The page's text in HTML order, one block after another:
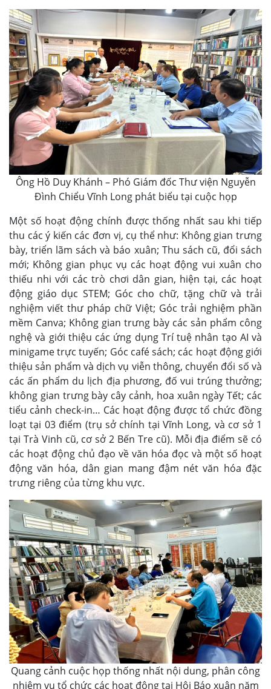
Ông Hồ Duy Khánh – Phó Giám đốc Thư viện Nguyễn
Đình Chiểu Vĩnh Long phát biểu tại cuộc họp
Một số hoạt động chính được thống nhất sau khi tiếp
thu các ý kiến các đơn vị, cụ thể như: Không gian trưng
bày, triển lãm sách và báo xuân; Thu sách cũ, đổi sách
mới; Không gian phục vụ các hoạt động vui xuân cho
thiếu nhi với các trò chơi dân gian, hiện tại, các hoạt
động giáo dục STEM; Góc cho chữ, tặng chữ và trải
nghiệm viết thư pháp chữ Việt; Góc trải nghiệm phần
mềm Canva; Không gian trưng bày các sản phẩm công
nghệ và giới thiệu các ứng dụng Trí tuệ nhân tạo AI và
minigame trực tuyến; Góc café sách; các hoạt động giới
thiệu sản phẩm và dịch vụ viễn thông, chuyển đổi số và
các ấn phẩm du lịch địa phương, đố vui trúng thưởng;
không gian trưng bày cây cảnh, hoa xuân ngày Tết; các
tiểu cảnh check-in… Các hoạt động được tổ chức đồng
loạt tại 03 điểm (trụ sở chính tại Vĩnh Long, và cơ sở 1
tại Trà Vinh cũ, cơ sở 2 Bến Tre cũ). Mỗi địa điểm sẽ có
các hoạt động chủ đạo về văn hóa đọc và một số hoạt
động văn hóa, dân gian mang đậm nét văn hóa đặc
trưng riêng của từng khu vực.
Quang cảnh cuộc họp thống nhất nội dung, phân công
nhiệm vụ tổ chức các hoạt động tại Hội Báo xuân năm